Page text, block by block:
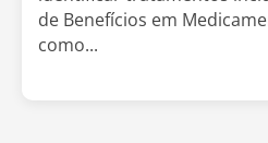
de Benefícios em
como...